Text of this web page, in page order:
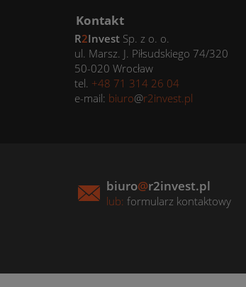
Kontakt
R2Invest Sp. z o. o.
ul. Marsz. J. Piłsudskiego 74/320
50-020 Wrocław
tel. +48 71 314 26 04
e-mail: biuro@r2invest.pl
biuro@r2invest.pl
lub: formularz kontaktowy